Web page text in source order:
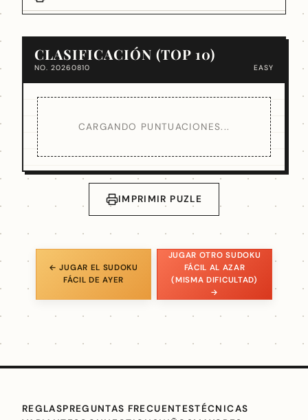
CLASIFICACIÓN (TOP 10)
NO. 20260810 EASY
CARGANDO PUNTUACIONES...
IMPRIMIR PUZLE
← JUGAR EL SUDOKU
FÁCIL DE AYER
JUGAR OTRO SUDOKU
FÁCIL AL AZAR
(MISMA DIFICULTAD)
→
REGLASPREGUNTAS FRECUENTESTÉCNICAS